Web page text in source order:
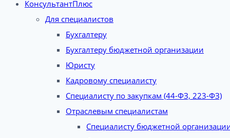
КонсультантПлюс
Для специалистов
Бухгалтеру
Бухгалтеру бюджетной организации
Юристу
Кадровому специалисту
Специалисту по закупкам (44-ФЗ, 223-ФЗ)
Отраслевым специалистам
Специалисту бюджетной